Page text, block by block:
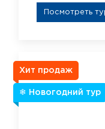
Посмотреть
Хит продаж
❄ Новогодний тур